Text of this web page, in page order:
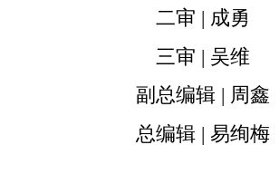
二审 | 成勇
三审 | 吴维
副总编辑 | 周鑫
总编辑 | 易绚梅